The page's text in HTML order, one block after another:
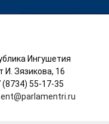
Ингушетия
И. Зязикова, 16
55-17-35